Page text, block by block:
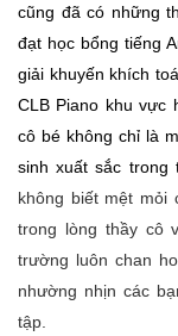
cũng đã có những
đạt học bổng tiếng
giải khuyến khích
CLB Piano khu vực
cô bé không chỉ là
sinh xuất sắc
không biết mệt
trong lòng thầy cô
trường luôn chan
nhường nhịn các
tập.